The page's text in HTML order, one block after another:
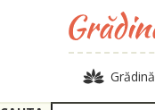
Grădină